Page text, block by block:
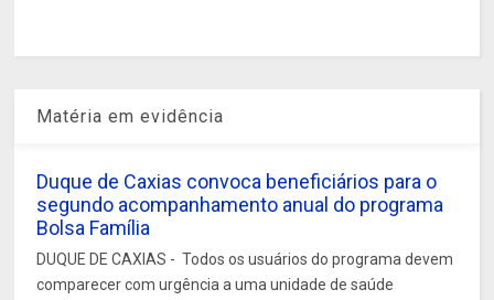
Matéria em evidência
Duque de Caxias convoca beneficiários para o
segundo acompanhamento anual do programa
Bolsa Família
DUQUE DE CAXIAS - Todos os usuários do programa devem
comparecer com urgência a uma unidade de saúde